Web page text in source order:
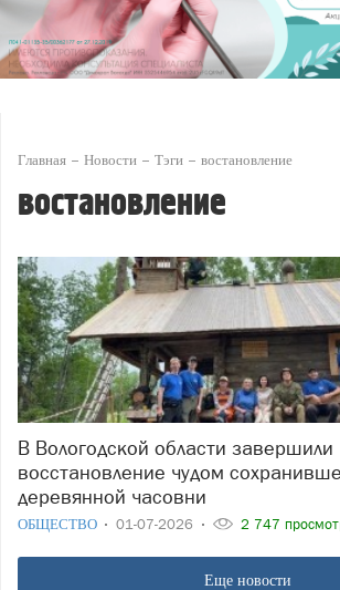
Главная Новости Тэги востановление
востановление
В Вологодской области завершили
восстановление чудом
деревянной часовни
ОБЩЕСТВО 01-07-2026 2 747
Еще новости